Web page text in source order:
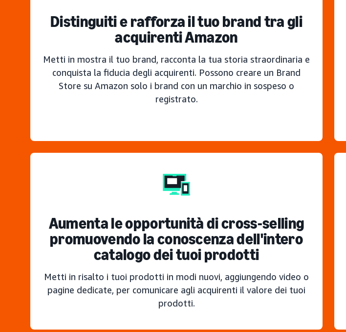
Distinguiti e rafforza il tuo brand tra gli
acquirenti Amazon
Metti in mostra il tuo brand, racconta la tua storia straordinaria e
conquista la fiducia degli acquirenti. Possono creare un Brand
Store su Amazon solo i brand con un marchio in sospeso o
registrato.
Aumenta le opportunità di cross-selling
promuovendo la conoscenza dell'intero
catalogo dei tuoi prodotti
Metti in risalto i tuoi prodotti in modi nuovi, aggiungendo video o
pagine dedicate, per comunicare agli acquirenti il valore dei tuoi
prodotti.